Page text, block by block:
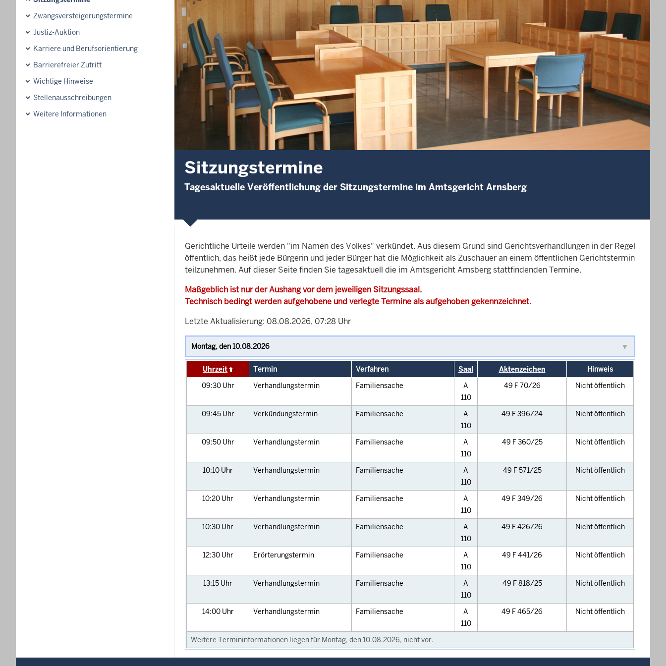
Zwangsversteigerungstermine
Justiz-Auktion
Karriere und Berufsorientierung
Barrierefreier Zutritt
Wichtige Hinweise
Stellenausschreibungen
Weitere Informationen
Sitzungstermine
Tagesaktuelle Veröffentlichung der Sitzungstermine im Amtsgericht Arnsberg
Gerichtliche Urteile werden "im Namen des Volkes" verkündet. Aus diesem Grund sind Gerichtsverhandlungen in der Regel
öffentlich, das heißt jede Bürgerin und jeder Bürger hat die Möglichkeit als Zuschauer an einem öffentlichen Gerichtstermin
teilzunehmen. Auf dieser Seite finden Sie tagesaktuell die im Amtsgericht Arnsberg stattfindenden Termine.
Maßgeblich ist nur der Aushang vor dem jeweiligen Sitzungssaal.
Technisch bedingt werden aufgehobene und verlegte Termine als aufgehoben gekennzeichnet.
Letzte Aktualisierung: 08.08.2026, 07:28 Uhr
Uhrzeit Termin Verfahren Saal Aktenzeichen
Hinweis
09:30 Uhr Verhandlungstermin Familiensache
A
110
49 F 70/26 Nicht öffentlich
09:45 Uhr Verkündungstermin Familiensache
A
110
49 F 396/24 Nicht öffentlich
09:50 Uhr Verhandlungstermin Familiensache
A
110
49 F 360/25 Nicht öffentlich
10:10 Uhr Verhandlungstermin Familiensache
A
110
49 F 571/25 Nicht öffentlich
10:20 Uhr Verhandlungstermin Familiensache
A
110
49 F 349/26 Nicht öffentlich
10:30 Uhr Verhandlungstermin Familiensache
A
110
49 F 426/26 Nicht öffentlich
12:30 Uhr Erörterungstermin Familiensache
A
110
49 F 441/26 Nicht öffentlich
13:15 Uhr Verhandlungstermin Familiensache
A
110
49 F 818/25 Nicht öffentlich
14:00 Uhr Verhandlungstermin Familiensache
A
110
49 F 465/26 Nicht öffentlich
Weitere Termininformationen liegen für Montag, den 10.08.2026, nicht vor.